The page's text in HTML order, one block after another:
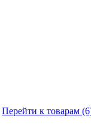
Перейти к товарам